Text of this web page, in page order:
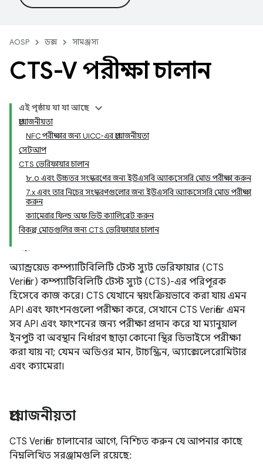
AOSP ডক্স সামঞ্জস্য
CTS-V পরীক্ষা চালান
এই পৃষ্ঠায় যা যা আছে
প্রয়োজনীয়তা
NFC পরীক্ষার জন্য UICC-এর প্রয়োজনীয়তা
সেটআপ
CTS ভেরিফায়ার চালান
৮.০ এবং উচ্চতর সংস্করণের জন্য ইউএসবি অ্যাকসেসরি মোড পরীক্ষা করুন
7.x এবং তার নিচের সংস্করণগুলোর জন্য ইউএসবি অ্যাকসেসরি মোড পরীক্ষা
করুন
ক্যামেরার ফিল্ড অফ ভিউ ক্যালিব্রেট করুন
বিকল্প মোডগুলির জন্য CTS ভেরিফায়ার চালান
অ্যান্ড্রয়েড কম্প্যাটিবিলিটি টেস্ট স্যুট ভেরিফায়ার (CTS
Verifier) ​​কম্প্যাটিবিলিটি টেস্ট স্যুট (CTS)-এর পরিপূরক
হিসেবে কাজ করে। CTS যেখানে স্বয়ংক্রিয়ভাবে করা যায় এমন
API এবং ফাংশনগুলো পরীক্ষা করে, সেখানে CTS Verifier এমন
সব API এবং ফাংশনের জন্য পরীক্ষা প্রদান করে যা ম্যানুয়াল
ইনপুট বা অবস্থান নির্ধারণ ছাড়া কোনো স্থির ডিভাইসে পরীক্ষা
করা যায় না; যেমন অডিওর মান, টাচস্ক্রিন, অ্যাক্সেলেরোমিটার
এবং ক্যামেরা।
প্রয়োজনীয়তা
CTS Verifier চালানোর আগে, নিশ্চিত করুন যে আপনার কাছে
নিম্নলিখিত সরঞ্জামগুলি রয়েছে: